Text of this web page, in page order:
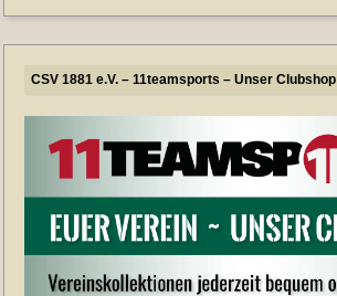
CSV 1881 e.V. – 11teamsports – Unser Clubshop